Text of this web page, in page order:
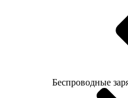
Беспроводные